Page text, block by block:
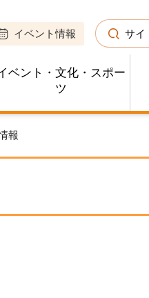
イベント情報 サイ
ベント・文化・スポー
ツ
報